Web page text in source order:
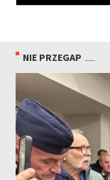
NIE PRZEGAP